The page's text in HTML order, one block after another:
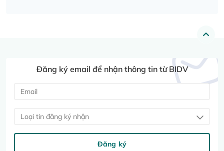
Đăng ký email để nhận thông tin từ BIDV
Loại tin đăng ký nhận
Đăng ký